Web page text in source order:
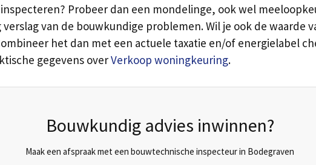
Probeer dan een mondelinge, ook wel
van de bouwkundige problemen. Wil je ook de waarde
het dan met een actuele taxatie en/of energielabel
gegevens overVerkoop woningkeuring.
Bouwkundig advies inwinnen?
Maak een afspraak met een bouwtechnische inspecteur in Bodegraven